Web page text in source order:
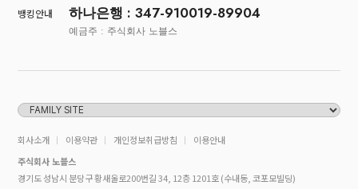
뱅킹안내 하나은행 : 347-910019-89904
예금주 : 주식회사 노블스
회사소개 이용약관 개인정보취급방침
이용안내
주식회사 노블스
경기도 성남시 분당구 황새울로200번길 34, 12층 1201호 (수내동, 코포모빌딩)